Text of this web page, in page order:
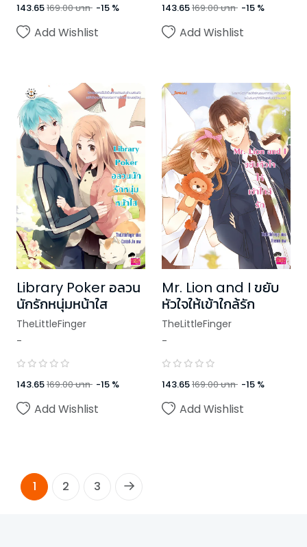
143.65169.00บาท -15 %
Add Wishlist
143.65169.00บาท -15 %
Add Wishlist
Library Poker อลวน
นักรักหนุ่มหน้าใส
TheLittleFinger
-
143.65169.00บาท -15 %
Add Wishlist
Mr. Lion and I ขยับ
หัวใจให้เข้าใกล้รัก
TheLittleFinger
-
143.65169.00บาท -15 %
Add Wishlist
1 2 3